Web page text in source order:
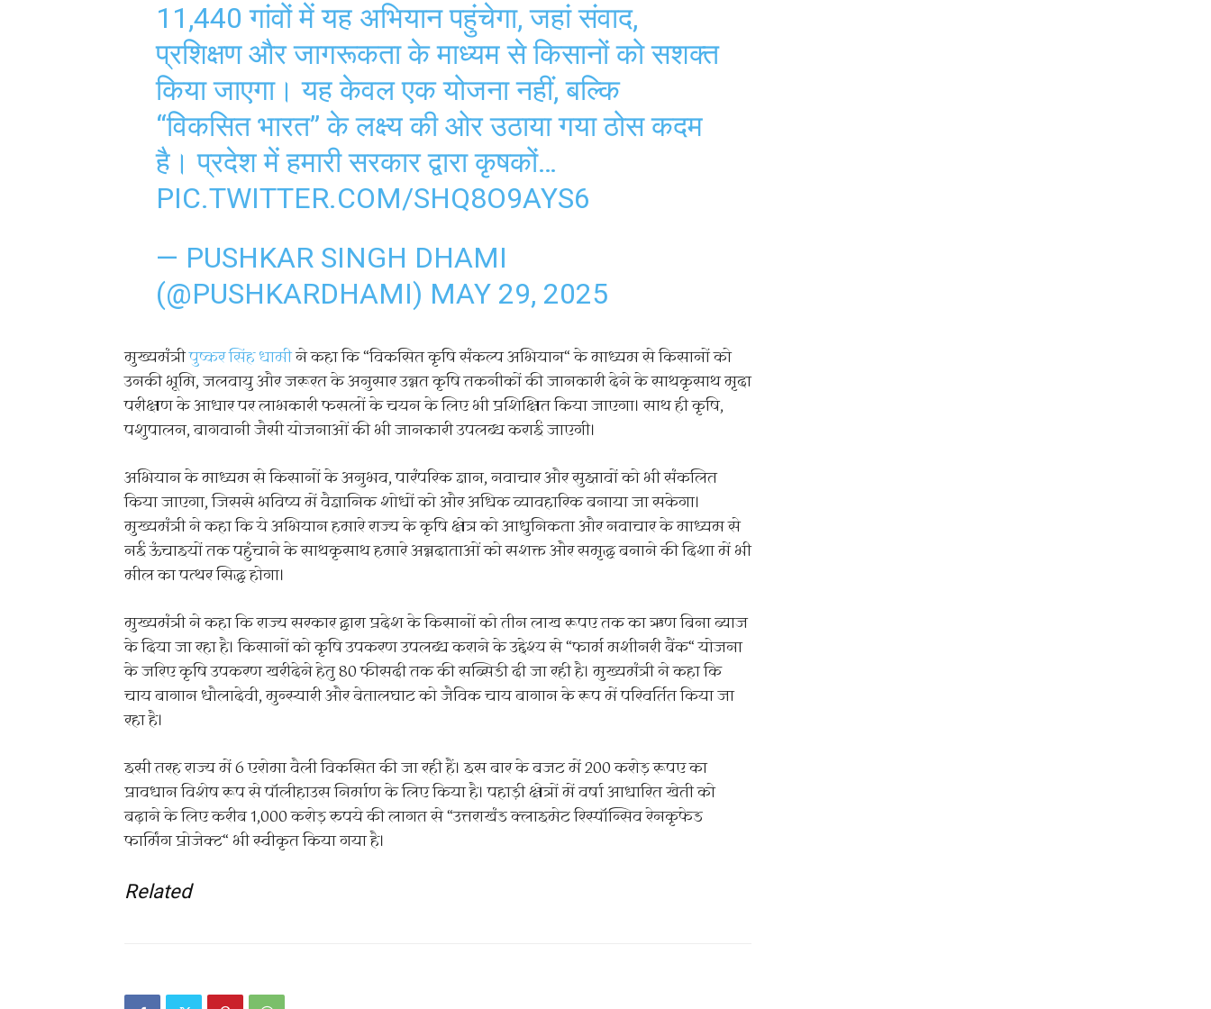
11,440 गांवों में यह अभियान पहुंचेगा, जहां संवाद,
प्रशिक्षण और जागरूकता के माध्यम से किसानों को सशक्त
किया जाएगा। यह केवल एक योजना नहीं, बल्कि
“विकसित भारत” के लक्ष्य की ओर उठाया गया ठोस कदम
है। प्रदेश में हमारी सरकार द्वारा कृषकों…
PIC.TWITTER.COM/SHQ8O9AYS6
— PUSHKAR SINGH DHAMI
(@PUSHKARDHAMI) MAY 29, 2025
मुख्यमंत्रीपुष्कर सिंह धामीने कहा कि “विकसित कृषि संकल्प अभियान“ के माध्यम से किसानों को
उनकी भूमि, जलवायु और जरूरत के अनुसार उन्नत कृषि तकनीकों की जानकारी देने के साथकृसाथ मृदा
परीक्षण के आधार पर लाभकारी फसलों के चयन के लिए भी प्रशिक्षित किया जाएगा। साथ ही कृषि,
पशुपालन, बागवानी जैसी योजनाओं की भी जानकारी उपलब्ध कराई जाएगी।
अभियान के माध्यम से किसानों के अनुभव, पारंपरिक ज्ञान, नवाचार और सुझावों को भी संकलित
किया जाएगा, जिससे भविष्य में वैज्ञानिक शोधों को और अधिक व्यावहारिक बनाया जा सकेगा।
मुख्यमंत्री ने कहा कि ये अभियान हमारे राज्य के कृषि क्षेत्र को आधुनिकता और नवाचार के माध्यम से
नई ऊंचाइयों तक पहुंचाने के साथकृसाथ हमारे अन्नदाताओं को सशक्त और समृद्ध बनाने की दिशा में भी
मील का पत्थर सिद्ध होगा।
मुख्यमंत्री ने कहा कि राज्य सरकार द्वारा प्रदेश के किसानों को तीन लाख रूपए तक का ऋण बिना ब्याज
के दिया जा रहा है। किसानों को कृषि उपकरण उपलब्ध कराने के उद्देश्य से “फार्म मशीनरी बैंक“ योजना
के जरिए कृषि उपकरण खरीदेने हेतु 80 फीसदी तक की सब्सिडी दी जा रही है। मुख्यमंत्री ने कहा कि
चाय बागान धौलादेवी, मुन्स्यारी और बेतालघाट को जैविक चाय बागान के रूप में परिवर्तित किया जा
रहा है।
इसी तरह राज्य में 6 एरोमा वैली विकसित की जा रही हैं। इस बार के बजट में 200 करोड़ रूपए का
प्रावधान विशेष रूप से पॉलीहाउस निर्माण के लिए किया है। पहाड़ी क्षेत्रों में वर्षा आधारित खेती को
बढ़ाने के लिए करीब 1,000 करोड़ रुपये की लागत से “उत्तराखंड क्लाइमेट रिस्पॉन्सिव रेनकृफेड
फार्मिंग प्रोजेक्ट“ भी स्वीकृत किया गया है।
Related